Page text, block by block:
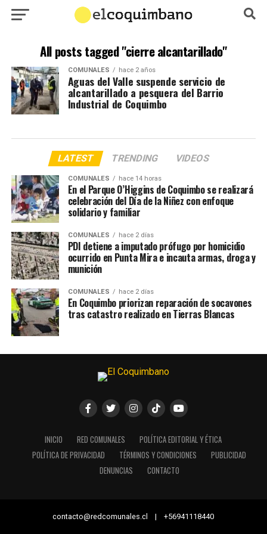
All posts tagged "cierre alcantarillado"
COMUNALES hace 2 años
Aguas del Valle suspende servicio de
alcantarillado a pesquera del Barrio
Industrial de Coquimbo
LATEST TRENDING VIDEOS
COMUNALES hace 14 horas
En el Parque O’Higgins de Coquimbo se realizará
celebración del Día de la Niñez con enfoque
solidario y familiar
COMUNALES hace 2 días
PDI detiene a imputado prófugo por homicidio
ocurrido en Punta Mira e incauta armas, droga y
munición
COMUNALES hace 2 días
En Coquimbo priorizan reparación de socavones
tras catastro realizado en Tierras Blancas
INICIO RED COMUNALES
POLÍTICA EDITORIAL Y ÉTICA
POLÍTICA DE PRIVACIDAD
TÉRMINOS Y CONDICIONES
PUBLICIDAD
DENUNCIAS
CONTACTO
contacto@redcomunales.cl | +56941118440